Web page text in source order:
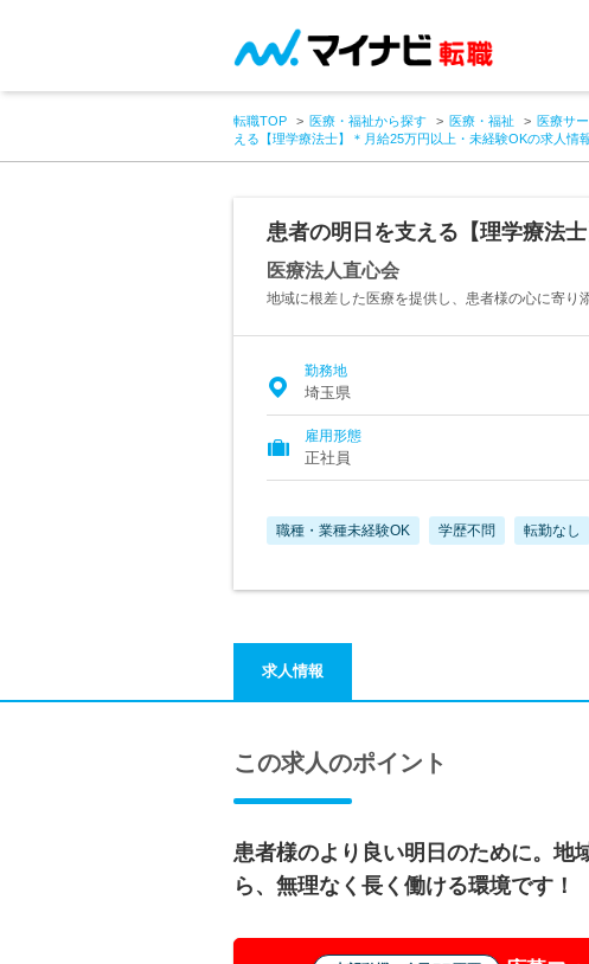
転職TOP 医療・福祉から探す 医療・福祉 医療サ
える【理学療法士】＊月給25万円以上・未経験OKの求人情
患者の明日を支える【理学療法
医療法人直心会
地域に根差した医療を提供し、患者様の心に寄り
勤務地
埼玉県
雇用形態
正社員
職種・業種未経験OK 学歴不問 転勤なし
求人情報
この求人のポイント
患者様のより良い明日のために。地
ら、無理なく長く働ける環境です！